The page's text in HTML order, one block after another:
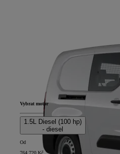
Vybrat motor
1.5L Diesel (100 hp)
- diesel
Od
764 720 Kč